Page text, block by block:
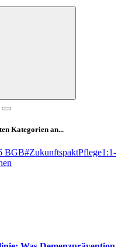
Kategorien an...
BGB#ZukunftspaktPflege1:1-